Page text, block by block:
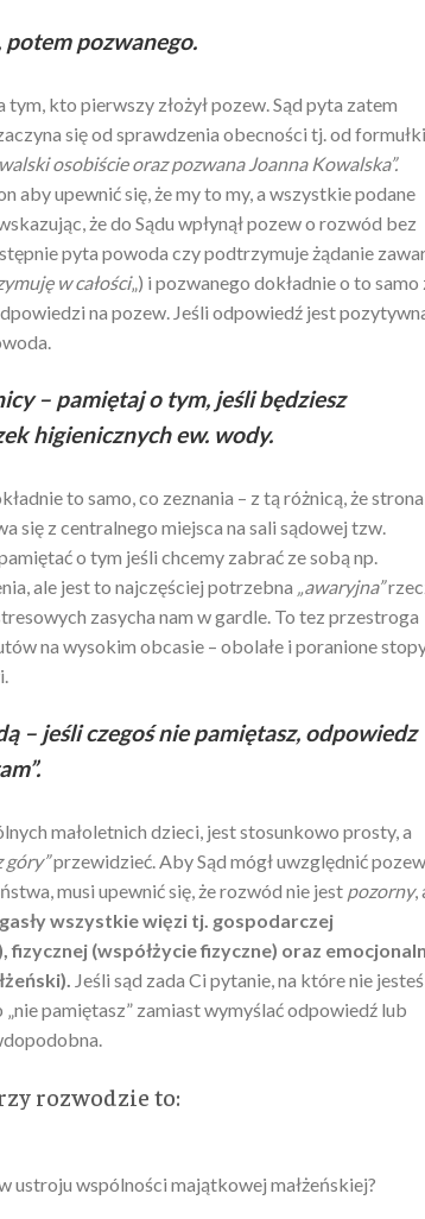
potem pozwanego.
kto pierwszy złożył pozew. Sąd pyta zatem
się od sprawdzenia obecności tj. od formułki
osobiście oraz pozwana Joanna Kowalska”.
upewnić się, że my to my, a wszystkie podane
że do Sądu wpłynął pozew o rozwód bez
pyta powoda czy podtrzymuje żądanie
w całości„) i pozwanego dokładnie o to samo
na pozew. Jeśli odpowiedź jest
– pamiętaj o tym, jeśli będziesz
higienicznych ew. wody.
to samo, co zeznania – z tą różnicą, że strona
się z centralnego miejsca na sali sądowej tzw.
o tym jeśli chcemy zabrać ze sobą np.
ale jest to najczęściej potrzebna „awaryjna”
zasycha nam w gardle. To tez przestroga
na wysokim obcasie – obolałe i poranione
– jeśli czegoś nie pamiętasz, odpowiedz
małoletnich dzieci, jest stosunkowo prosty, a
góry”przewidzieć. Aby Sąd mógł uwzględnić
musi upewnić się, że rozwód nie jest pozorny,
wszystkie więzi tj. gospodarczej
(współżycie fizyczne) oraz
Jeśli sąd zada Ci pytanie, na które nie
pamiętasz” zamiast wymyślać odpowiedź lub
rozwodzie to:
ustroju wspólności majątkowej małżeńskiej?